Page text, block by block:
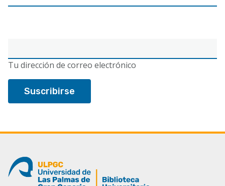
electrónico
Tu dirección de correo electrónico